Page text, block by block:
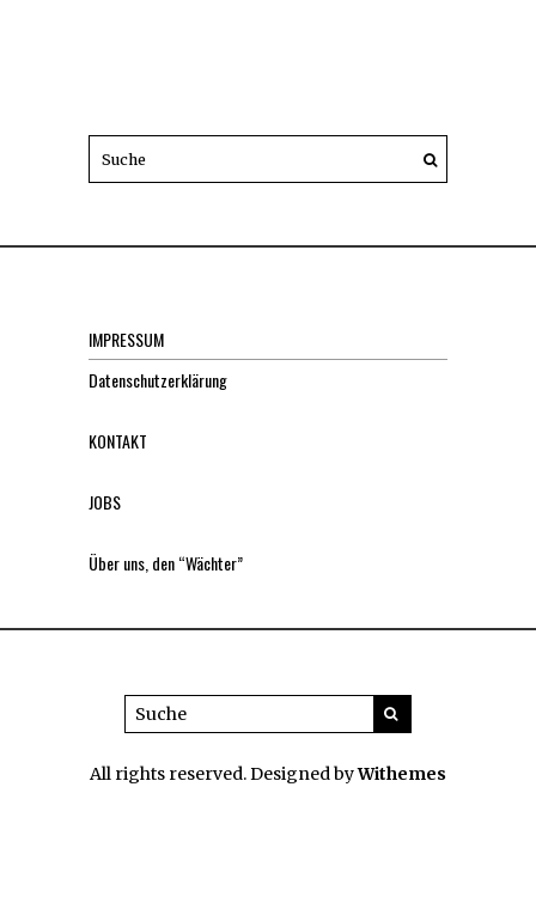
IMPRESSUM
Datenschutzerklärung
KONTAKT
JOBS
Über uns, den “Wächter”
All rights reserved. Designed byWithemes